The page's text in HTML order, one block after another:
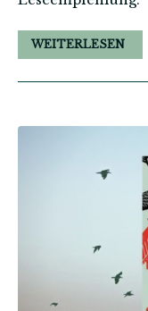
WEITERLESEN